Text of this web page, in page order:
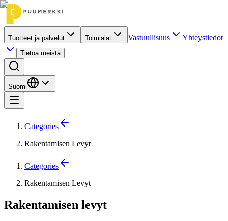
Tuotteet ja palvelut Toimialat Vastuullisuus Yhteystiedot
Tietoa meistä
Suomi
Categories
Rakentamisen Levyt
Categories
Rakentamisen Levyt
Rakentamisen levyt